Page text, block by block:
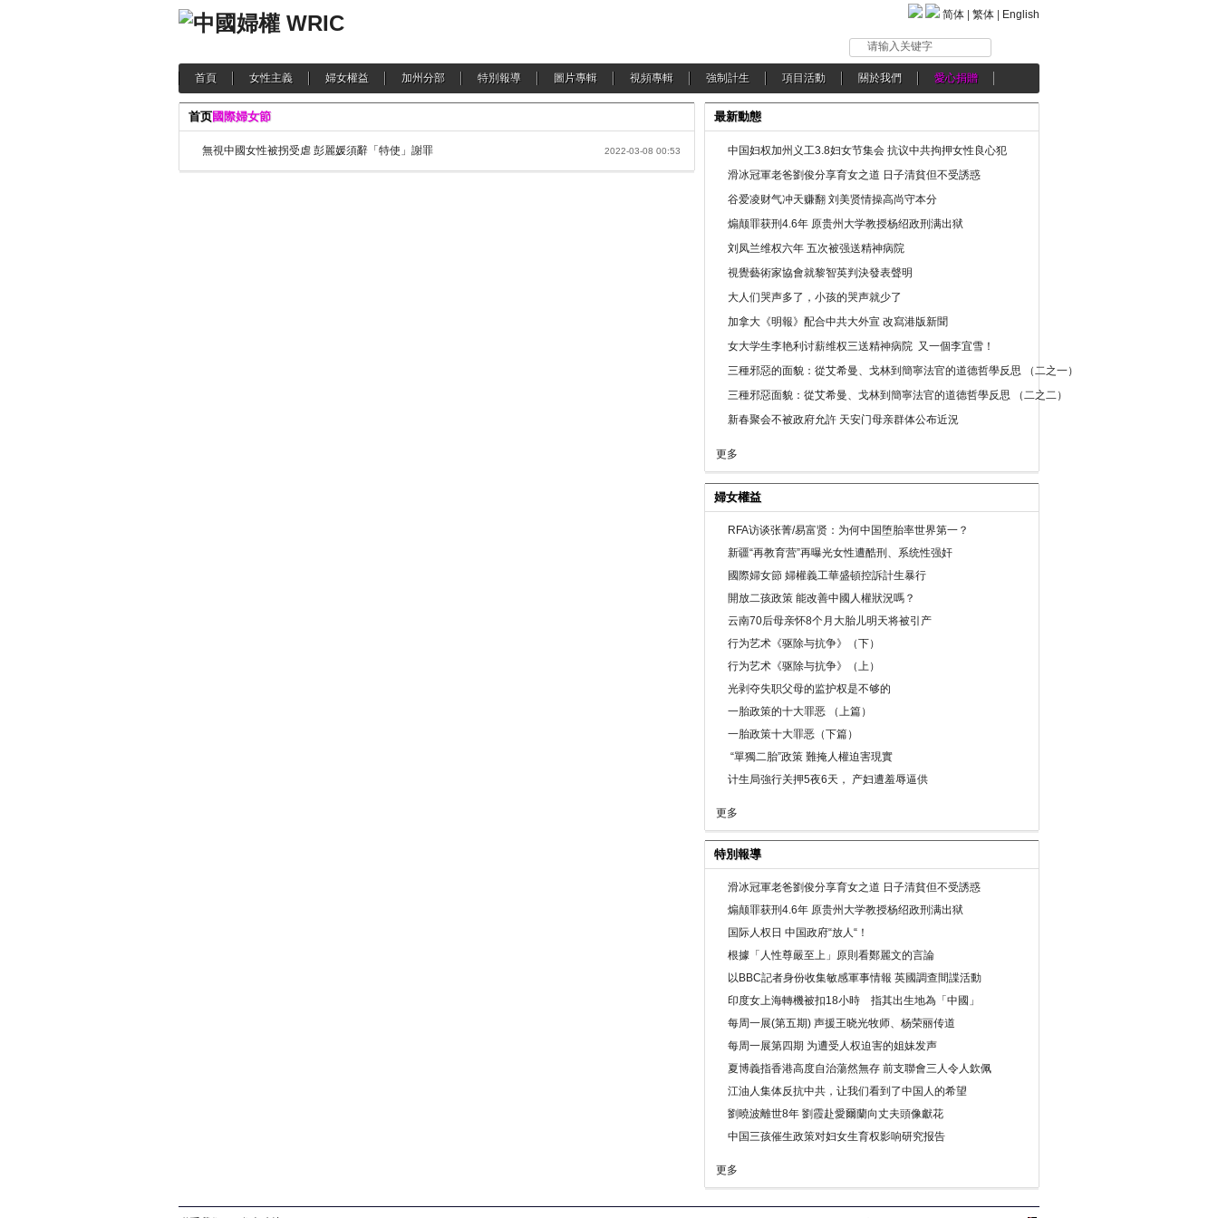
简体 繁体 English
请输入关键字
首頁 女性主義 婦女權益 加州分部 特別報導 圖片專輯 視頻專輯 強制計生 項目活動 關於我們 愛心捐贈
首页國際婦女節
無視中國女性被拐受虐 彭麗媛須辭「特使」謝罪 2022-03-08 00:53
最新動態
中国妇权加州义工3.8妇女节集会 抗议中共拘押女性良心犯
滑冰冠軍老爸劉俊分享育女之道 日子清貧但不受誘惑
谷爱凌财气冲天赚翻 刘美贤情操高尚守本分
煽颠罪获刑4.6年 原贵州大学教授杨绍政刑满出狱
刘凤兰维权六年 五次被强送精神病院
視覺藝術家協會就黎智英判決發表聲明
大人们哭声多了，小孩的哭声就少了
加拿大《明報》配合中共大外宣 改寫港版新聞
女大学生李艳利讨薪维权三送精神病院 又一個李宜雪！
三種邪惡的面貌：從艾希曼、戈林到簡寧法官的道德哲學反思 （二之一）
三種邪惡面貌：從艾希曼、戈林到簡寧法官的道德哲學反思 （二之二）
新春聚会不被政府允許 天安门母亲群体公布近況
更多
婦女權益
RFA访谈张菁/易富贤：为何中国堕胎率世界第一？
新疆“再教育营”再曝光女性遭酷刑、系统性强奸
國際婦女節 婦權義工華盛頓控訴計生暴行
開放二孩政策 能改善中國人權狀況嗎？
云南70后母亲怀8个月大胎儿明天将被引产
行为艺术《驱除与抗争》（下）
行为艺术《驱除与抗争》（上）
光剥夺失职父母的监护权是不够的
一胎政策的十大罪恶 （上篇）
一胎政策十大罪恶（下篇）
“單獨二胎”政策 難掩人權迫害現實
计生局強行关押5夜6天， 产妇遭羞辱逼供
更多
特別報導
滑冰冠軍老爸劉俊分享育女之道 日子清貧但不受誘惑
煽颠罪获刑4.6年 原贵州大学教授杨绍政刑满出狱
国际人权日 中国政府“放人“！
根據「人性尊嚴至上」原則看鄭麗文的言論
以BBC記者身份收集敏感軍事情報 英國調查間諜活動
印度女上海轉機被扣18小時 指其出生地為「中國」
每周一展(第五期) 声援王晓光牧师、杨荣丽传道
每周一展第四期 为遭受人权迫害的姐妹发声
夏博義指香港高度自治蕩然無存 前支聯會三人令人欽佩
江油人集体反抗中共，让我们看到了中国人的希望
劉曉波離世8年 劉霞赴愛爾蘭向丈夫頭像獻花
中国三孩催生政策对妇女生育权影响研究报告
更多